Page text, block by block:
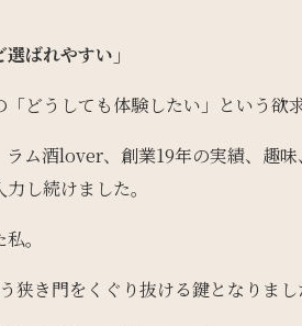
ばれやすい」
どうしても体験したい」という欲
ラム酒lover、創業19年の実績、趣
し続けました。
。
狭き門をくぐり抜ける鍵となりま